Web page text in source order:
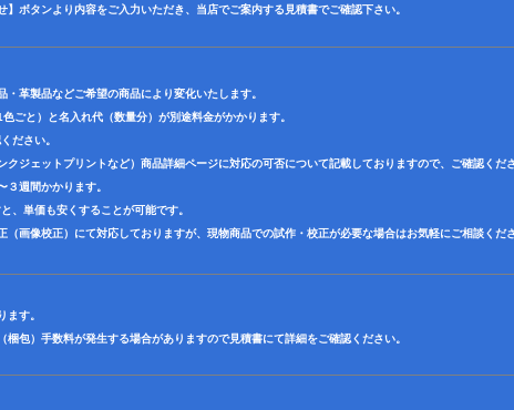
ボタンより内容をご入力いただき、当店でご案内する見積書でご確認下さい。
革製品などご希望の商品により変化いたします。
ごと）と名入れ代（数量分）が別途料金がかかります。
ださい。
ジェットプリントなど）商品詳細ページに対応の可否について記載しておりますので、ご確認くだ
週間かかります。
、単価も安くすることが可能です。
画像校正）にて対応しておりますが、現物商品での試作・校正が必要な場合はお気軽にご相談くだ
ます。
包）手数料が発生する場合がありますので見積書にて詳細をご確認ください。